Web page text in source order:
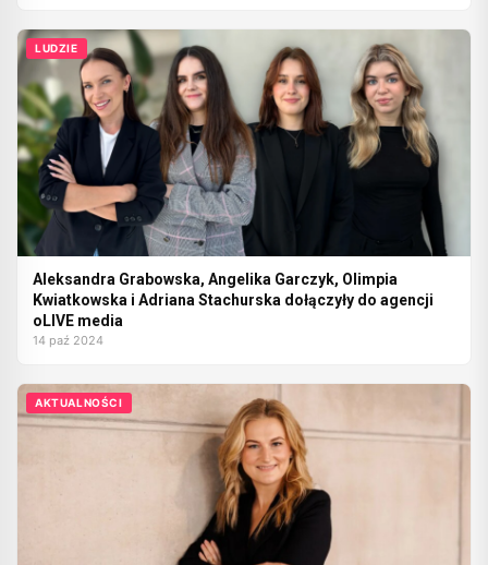
LUDZIE
Aleksandra Grabowska, Angelika Garczyk, Olimpia
Kwiatkowska i Adriana Stachurska dołączyły do agencji
oLIVE media
14 paź 2024
AKTUALNOŚCI